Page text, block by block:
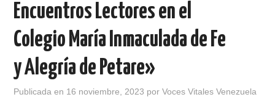
Encuentros Lectores en el
Colegio María Inmaculada de Fe
y Alegría de Petare»
Publicada en 16 noviembre, 2023 porVoces Vitales Venezuela